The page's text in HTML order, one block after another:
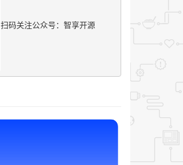
扫码关注公众号：智享开源